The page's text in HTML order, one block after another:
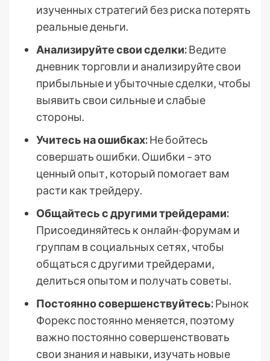
изученных стратегий без риска потерять
реальные деньги.
Анализируйте свои сделки:Ведите
дневник торговли и анализируйте свои
прибыльные и убыточные сделки‚ чтобы
выявить свои сильные и слабые
стороны.
Учитесь на ошибках:Не бойтесь
совершать ошибки. Ошибки – это
ценный опыт‚ который помогает вам
расти как трейдеру.
Общайтесь с другими трейдерами:
Присоединяйтесь к онлайн-форумам и
группам в социальных сетях‚ чтобы
общаться с другими трейдерами‚
делиться опытом и получать советы.
Постоянно совершенствуйтесь:Рынок
Форекс постоянно меняется‚ поэтому
важно постоянно совершенствовать
свои знания и навыки‚ изучать новые